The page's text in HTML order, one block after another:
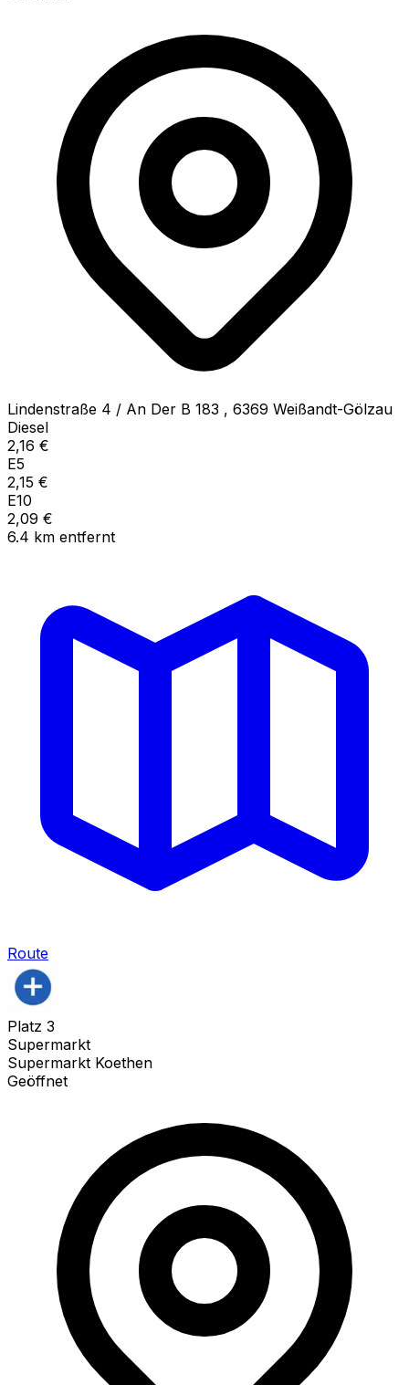
Lindenstraße 4 / An Der B 183 , 6369 Weißandt-Gölzau
Diesel
2,16 €
E5
2,15 €
E10
2,09 €
6.4 km entfernt
Route
Platz 3
Supermarkt
Supermarkt Koethen
Geöffnet